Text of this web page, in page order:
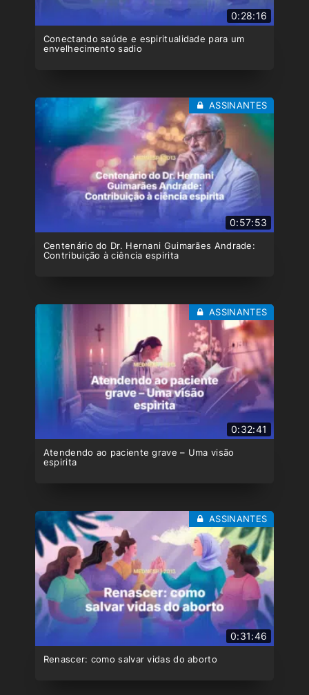
0:28:16
Conectando saúde e espiritualidade para um
envelhecimento sadio
0:57:53
Centenário do Dr. Hernani Guimarães Andrade:
Contribuição à ciência espirita
ASSINANTES
0:32:41
Atendendo ao paciente grave – Uma visão
espirita
ASSINANTES
0:31:46
Renascer: como salvar vidas do aborto
ASSINANTES